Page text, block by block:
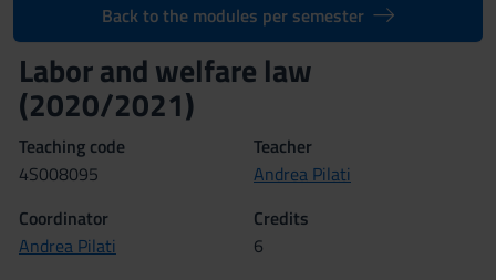
Back to the modules per semester
Labor and welfare law
(2020/2021)
Teaching code
4S008095
Teacher
Andrea Pilati
Coordinator
Andrea Pilati
Credits
6